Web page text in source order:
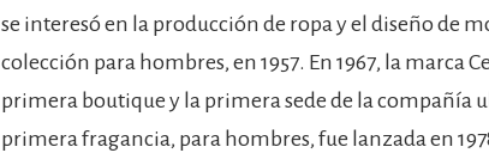
se interesó en la producción de ropa y el diseño de
colección para hombres, en 1957. En 1967, la marca
primera boutique y la primera sede de la compañía
primera fragancia, para hombres, fue lanzada en